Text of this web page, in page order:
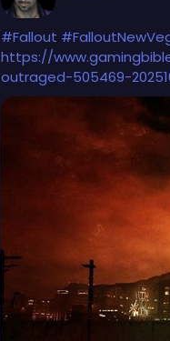
#Fallout
https://
outraged-505469-